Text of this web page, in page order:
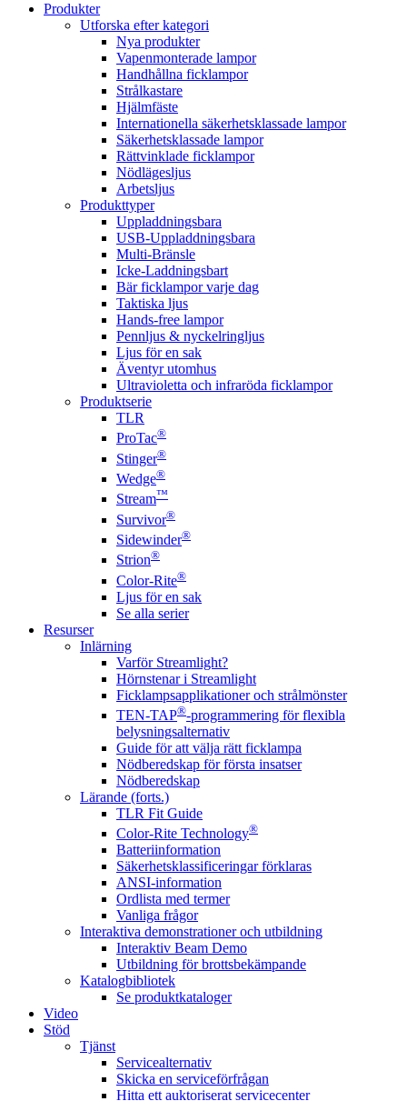
Produkter
Utforska efter kategori
Nya produkter
Vapenmonterade lampor
Handhållna ficklampor
Strålkastare
Hjälmfäste
Internationella säkerhetsklassade lampor
Säkerhetsklassade lampor
Rättvinklade ficklampor
Nödlägesljus
Arbetsljus
Produkttyper
Uppladdningsbara
USB-Uppladdningsbara
Multi-Bränsle
Icke-Laddningsbart
Bär ficklampor varje dag
Taktiska ljus
Hands-free lampor
Pennljus & nyckelringljus
Ljus för en sak
Äventyr utomhus
Ultravioletta och infraröda ficklampor
Produktserie
TLR
ProTac®
Stinger®
Wedge®
Stream™
Survivor®
Sidewinder®
Strion®
Color-Rite®
Ljus för en sak
Se alla serier
Resurser
Inlärning
Varför Streamlight?
Hörnstenar i Streamlight
Ficklampsapplikationer och strålmönster
TEN-TAP®-programmering för flexibla
belysningsalternativ
Guide för att välja rätt ficklampa
Nödberedskap för första insatser
Nödberedskap
Lärande (forts.)
TLR Fit Guide
Color-Rite Technology®
Batteriinformation
Säkerhetsklassificeringar förklaras
ANSI-information
Ordlista med termer
Vanliga frågor
Interaktiva demonstrationer och utbildning
Interaktiv Beam Demo
Utbildning för brottsbekämpande
Katalogbibliotek
Se produktkataloger
Video
Stöd
Tjänst
Servicealternativ
Skicka en serviceförfrågan
Hitta ett auktoriserat servicecenter